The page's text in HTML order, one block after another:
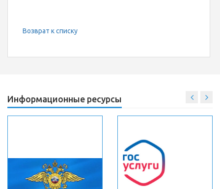
Возврат к списку
Информационные ресурсы